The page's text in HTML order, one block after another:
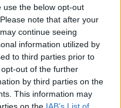
use the below opt-out
note that after your
continue seeing
information utilized by
to third parties prior to
out of the further
by third parties on the
This information may